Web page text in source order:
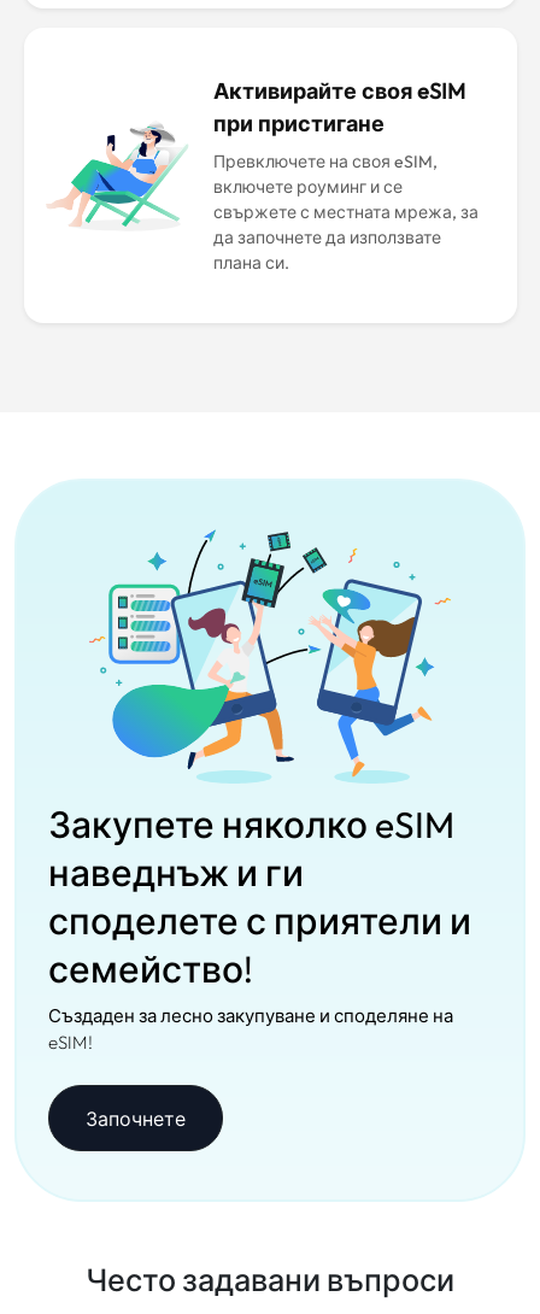
Активирайте своя eSIM
при пристигане
Превключете на своя eSIM,
включете роуминг и се
свържете с местната мрежа, за
да започнете да използвате
плана си.
Закупете няколко eSIM
наведнъж и ги
споделете с приятели и
семейство!
Създаден за лесно закупуване и споделяне на
eSIM!
Започнете
Често задавани въпроси